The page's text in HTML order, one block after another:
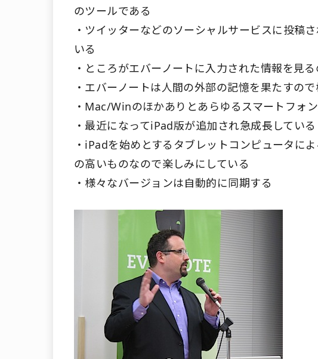
のツールである
・ツイッターなどのソーシャルサービスに投稿
いる
・ところがエバーノートに入力された情報を見
・エバーノートは人間の外部の記憶を果たすの
・Mac/Winのほかありとあらゆるスマートフォ
・最近になってiPad版が追加され急成長している
・iPadを始めとするタブレットコンピュータに
の高いものなので楽しみにしている
・様々なバージョンは自動的に同期する